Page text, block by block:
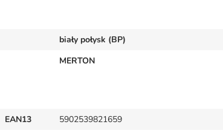
biały połysk (BP)
MERTON
EAN13 5902539821659